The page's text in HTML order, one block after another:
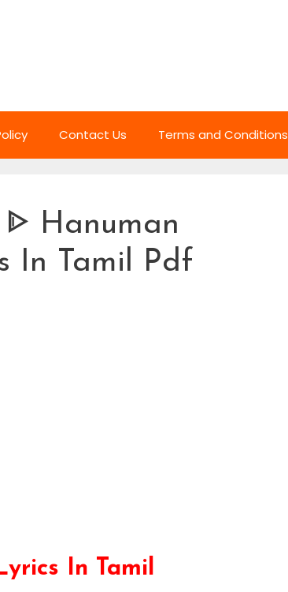
Contact Us Terms and Conditions
Hanuman
In Tamil Pdf
In Tamil